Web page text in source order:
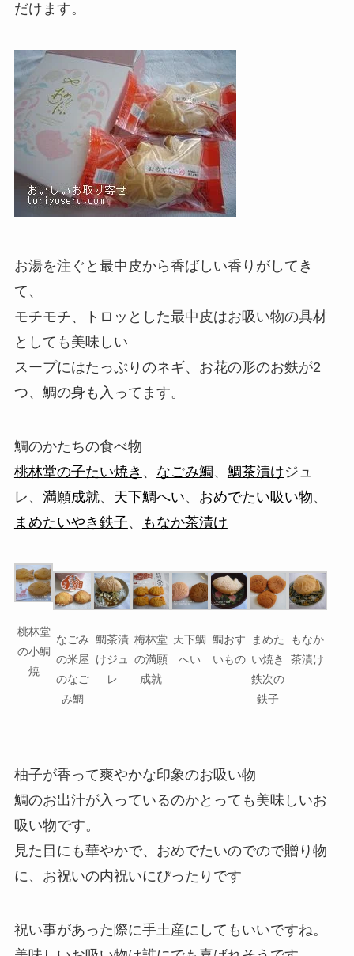
だけます。
お湯を注ぐと最中皮から香ばしい香りがしてき
て、
モチモチ、トロッとした最中皮はお吸い物の具材
としても美味しい
スープにはたっぷりのネギ、お花の形のお麩が2
つ、鯛の身も入ってます。
鯛のかたちの食べ物
桃林堂の子たい焼き 、 なごみ鯛、 鯛茶漬けジュ
レ、 満願成就、 天下鯛へい、 おめでたい吸い物、
まめたいやき鉄子、 もなか茶漬け
桃林堂
の小鯛
焼
なごみ
の米屋
のなご
み鯛
鯛茶漬
けジュ
レ
梅林堂
の満願
成就
天下鯛
へい
鯛おす
いもの
まめた
い焼き
鉄次の
鉄子
もなか
茶漬け
柚子が香って爽やかな印象のお吸い物
鯛のお出汁が入っているのかとっても美味しいお
吸い物です。
見た目にも華やかで、おめでたいのでので贈り物
に、お祝いの内祝いにぴったりです
祝い事があった際に手土産にしてもいいですね。